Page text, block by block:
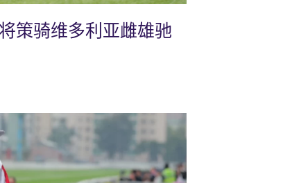
策骑维多利亚雌雄驰